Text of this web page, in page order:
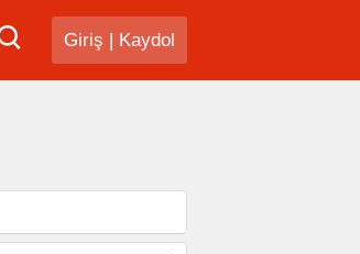
Giriş | Kaydol